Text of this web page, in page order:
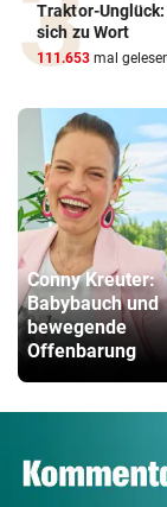
Traktor-
sich zu Wort
111.653 mal
Conny Kreuter:
Babybauch und
bewegende
Offenbarung